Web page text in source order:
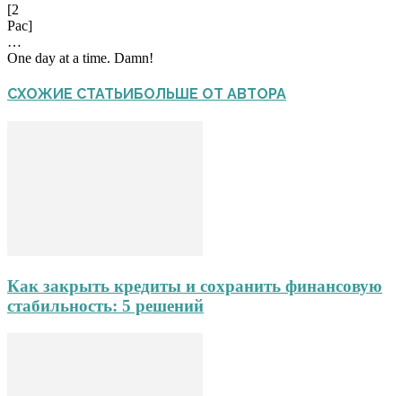
[2
Pac]
…
One day at a time. Damn!
СХОЖИЕ СТАТЬИБОЛЬШЕ ОТ АВТОРА
Как закрыть кредиты и сохранить финансовую
стабильность: 5 решений